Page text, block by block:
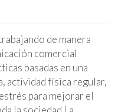
de manera
comercial
basadas en una
actividad física regular,
para mejorar el